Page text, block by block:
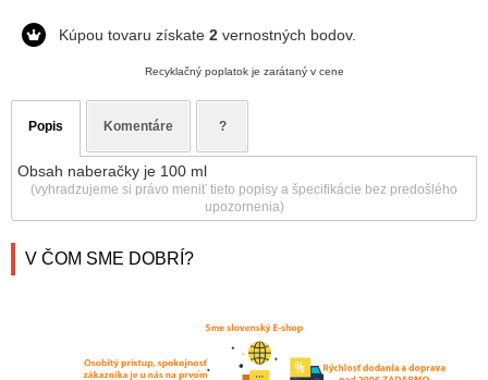
Kúpou tovaru získate 2 vernostných bodov.
Recyklačný poplatok je zarátaný v cene
Popis Komentáre ?
Obsah naberačky je 100 ml
(vyhradzujeme si právo meniť tieto popisy a špecifikácie bez predošlého
upozornenia)
V ČOM SME DOBRÍ?